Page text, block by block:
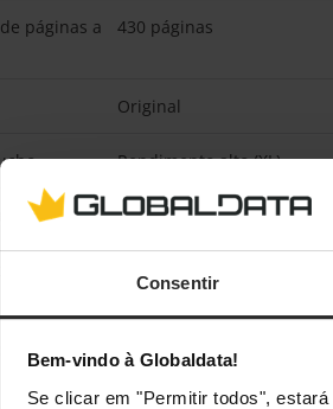
Consentir
Bem-vindo à Globaldata!
Se clicar em "Permitir todos",
páginas a
430 páginas
Original
Rendimento alto (XL)
Tinta à base de pigmentos
de
da
HP